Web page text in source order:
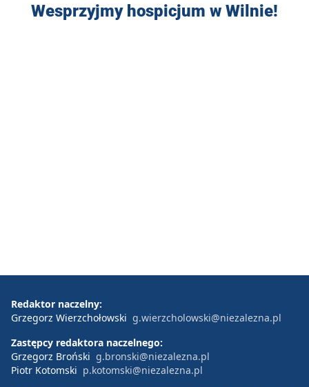
Wesprzyjmy hospicjum w Wilnie!
Redaktor naczelny:
Grzegorz Wierzchołowski g.wierzcholowski@niezalezna.pl
Zastępcy redaktora naczelnego:
Grzegorz Broński g.bronski@niezalezna.pl
Piotr Kotomski p.kotomski@niezalezna.pl